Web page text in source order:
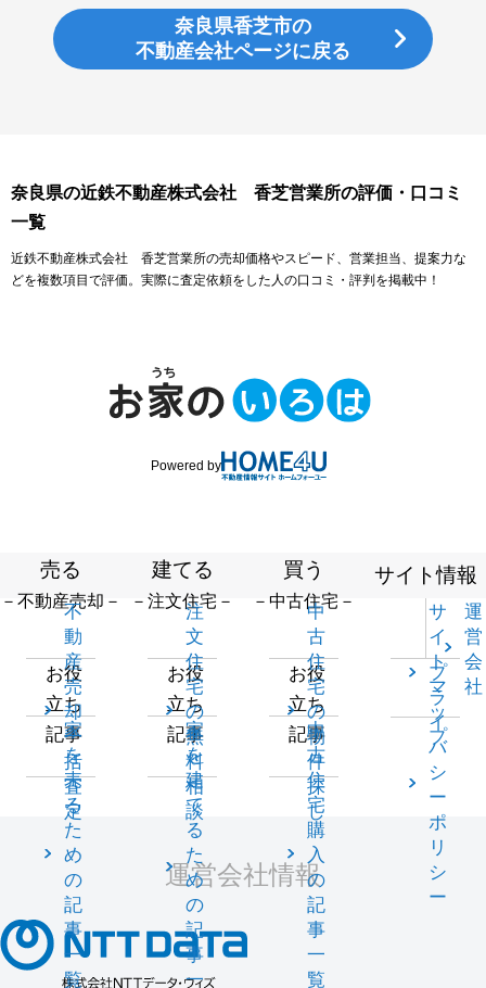
奈良県香芝市の
不動産会社ページに戻る
奈良県の近鉄不動産株式会社 香芝営業所の評価・口コミ
一覧
近鉄不動産株式会社 香芝営業所の売却価格やスピード、営業担当、提案力な
どを複数項目で評価。実際に査定依頼をした人の口コミ・評判を掲載中！
Powered by
売る
－不動産売却－
不
動
産
売
却
一
括
査
定
お役
立ち
記事
家
を
売
る
た
め
の
記
事
一
覧
建てる
－注文住宅－
注
文
住
宅
の
無
料
相
談
お役
立ち
記事
家
を
建
て
る
た
め
の
記
事
一
買う
－中古住宅－
中
古
住
宅
の
物
件
探
し
お役
立ち
記事
中
古
住
宅
購
入
の
記
事
一
覧
サイト情報
サ
イ
ト
マ
ッ
プ
運
営
会
社
プ
ラ
イ
バ
シ
ー
ポ
リ
シ
ー
運営会社情報